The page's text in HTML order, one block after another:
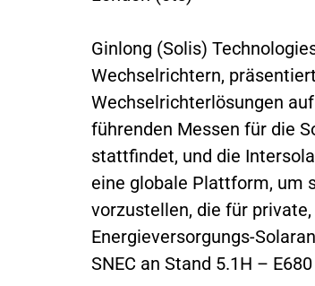
Ginlong (Solis)
Wechselrichtern,
Wechselrichterlösungen
führenden Messen für die
stattfindet, und die
eine globale Plattform, um
vorzustellen, die für
Energieversorgungs-
SNEC an Stand 5.1H –